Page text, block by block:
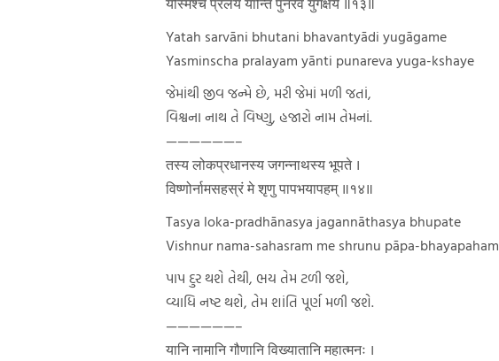
Yatah sarvāni bhutani bhavantyādi yugāgame
Yasminscha pralayam yānti punareva yuga-kshaye
જેમાંથી જીવ જન્મે છે, મરી જેમાં મળી જતાં,
વિશ્વના નાથ તે વિષ્ણુ, હજારો નામ તેમનાં.
——————–
तस्य लोकप्रधानस्य जगन्नाथस्य भूपते ।
विष्णोर्नामसहस्रं मे शृणु पापभयापहम् ॥१४॥
Tasya loka-pradhānasya jagannāthasya bhupate
Vishnur nama-sahasram me shrunu pāpa-bhayapaham
પાપ દુર થશે તેથી, ભય તેમ ટળી જશે,
વ્યાધિ નષ્ટ થશે, તેમ શાંતિ પૂર્ણ મળી જશે.
——————–
यानि नामानि गौणानि विख्यातानि महात्मनः ।